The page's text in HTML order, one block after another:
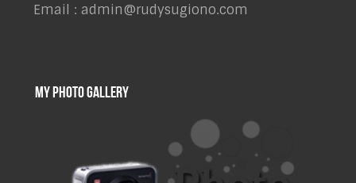
Email : admin@rudysugiono.com
My Photo Gallery